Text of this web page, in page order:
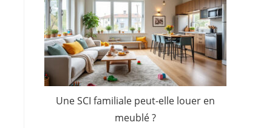
Une SCI familiale peut-elle louer en
meublé ?